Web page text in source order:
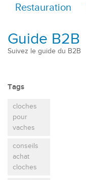
Restauration
Guide B2B
Suivez le guide du B2B
Tags
cloches
pour
vaches
conseils
achat
cloches